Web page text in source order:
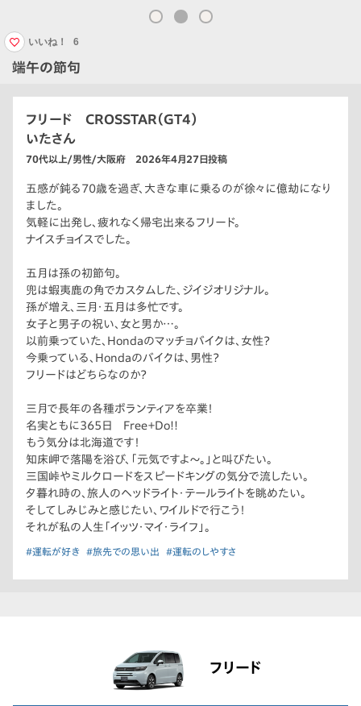
端午の節句
いいね！ 6
フリード CROSSTAR（GT4）
いたさん
70代以上/男性/大阪府 2026年4月27日投稿
五感が鈍る70歳を過ぎ、大きな車に乗るのが徐々に億劫になり
ました。
気軽に出発し、疲れなく帰宅出来るフリード。
ナイスチョイスでした。
五月は孫の初節句。
兜は蝦夷鹿の角でカスタムした、ジイジオリジナル。
孫が増え、三月・五月は多忙です。
女子と男子の祝い、女と男か…。
以前乗っていた、Hondaのマッチョバイクは、女性？
今乗っている、Hondaのバイクは、男性？
フリードはどちらなのか？
三月で長年の各種ボランティアを卒業！
名実ともに365日 Free＋Do!!
もう気分は北海道です！
知床岬で落陽を浴び、「元気ですよ〜。」と叫びたい。
三国峠やミルクロードをスピードキングの気分で流したい。
夕暮れ時の、旅人のヘッドライト・テールライトを眺めたい。
そしてしみじみと感じたい、ワイルドで行こう！
それが私の人生「イッツ・マイ・ライフ」。
#運転が好き #旅先での思い出 #運転のしやすさ
フリード